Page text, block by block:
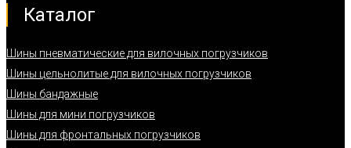
Каталог
Шины пневматические для вилочных погрузчиков
Шины цельнолитые для вилочных погрузчиков
Шины бандажные
Шины для мини погрузчиков
Шины для фронтальных погрузчиков